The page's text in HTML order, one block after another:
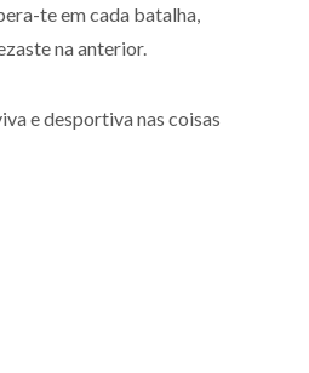
te em cada batalha,
na anterior.
e desportiva nas coisas